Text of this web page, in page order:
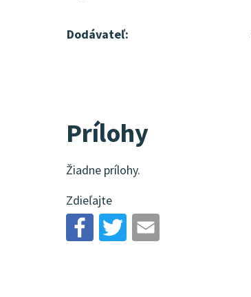
Dodávateľ:
Prílohy
Žiadne prílohy.
Zdieľajte